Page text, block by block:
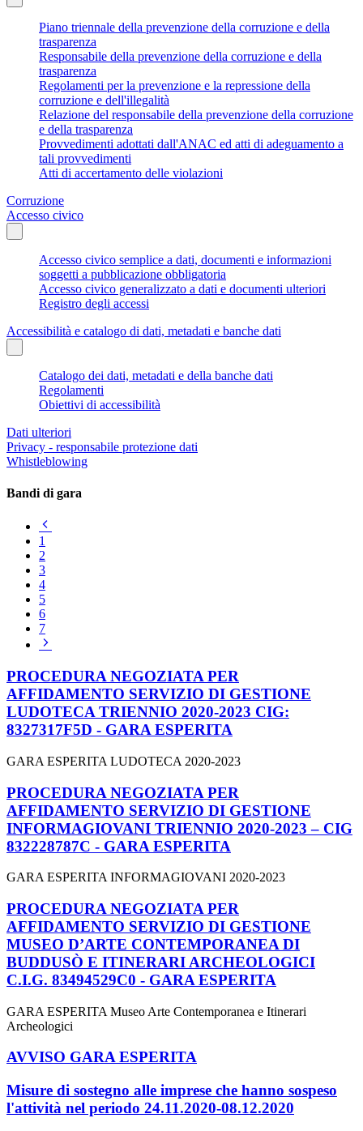
Piano triennale della prevenzione della corruzione e della
trasparenza
Responsabile della prevenzione della corruzione e della
trasparenza
Regolamenti per la prevenzione e la repressione della
corruzione e dell'illegalità
Relazione del responsabile della prevenzione della corruzione
e della trasparenza
Provvedimenti adottati dall'ANAC ed atti di adeguamento a
tali provvedimenti
Atti di accertamento delle violazioni
Corruzione
Accesso civico
Accesso civico semplice a dati, documenti e informazioni
soggetti a pubblicazione obbligatoria
Accesso civico generalizzato a dati e documenti ulteriori
Registro degli accessi
Accessibilità e catalogo di dati, metadati e banche dati
Catalogo dei dati, metadati e della banche dati
Regolamenti
Obiettivi di accessibilità
Dati ulteriori
Privacy - responsabile protezione dati
Whistleblowing
Bandi di gara
1
2
3
4
5
6
7
PROCEDURA NEGOZIATA PER
AFFIDAMENTO SERVIZIO DI GESTIONE
LUDOTECA TRIENNIO 2020-2023 CIG:
8327317F5D - GARA ESPERITA
GARA ESPERITA LUDOTECA 2020-2023
PROCEDURA NEGOZIATA PER
AFFIDAMENTO SERVIZIO DI GESTIONE
INFORMAGIOVANI TRIENNIO 2020-2023 – CIG
832228787C - GARA ESPERITA
GARA ESPERITA INFORMAGIOVANI 2020-2023
PROCEDURA NEGOZIATA PER
AFFIDAMENTO SERVIZIO DI GESTIONE
MUSEO D’ARTE CONTEMPORANEA DI
BUDDUSÒ E ITINERARI ARCHEOLOGICI
C.I.G. 83494529C0 - GARA ESPERITA
GARA ESPERITA Museo Arte Contemporanea e Itinerari
Archeologici
AVVISO GARA ESPERITA
Misure di sostegno alle imprese che hanno sospeso
l'attività nel periodo 24.11.2020-08.12.2020